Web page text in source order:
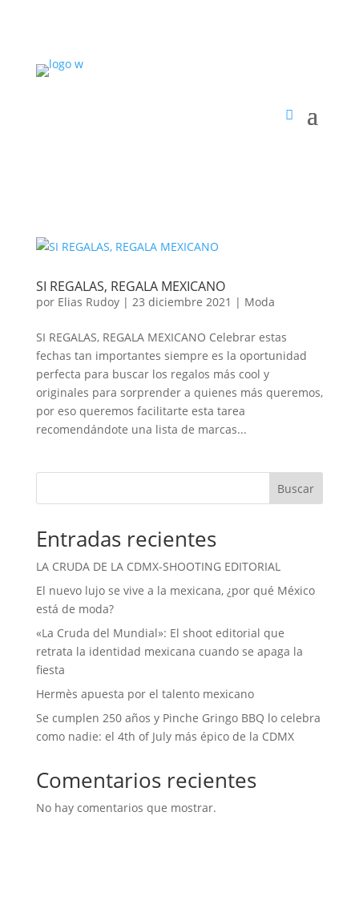
SI REGALAS, REGALA MEXICANO
por Elias Rudoy| 23 diciembre 2021 | Moda
SI REGALAS, REGALA MEXICANO Celebrar estas
fechas tan importantes siempre es la oportunidad
perfecta para buscar los regalos más cool y
originales para sorprender a quienes más queremos,
por eso queremos facilitarte esta tarea
recomendándote una lista de marcas...
Buscar
Entradas recientes
LA CRUDA DE LA CDMX-SHOOTING EDITORIAL
El nuevo lujo se vive a la mexicana, ¿por qué México
está de moda?
«La Cruda del Mundial»: El shoot editorial que
retrata la identidad mexicana cuando se apaga la
fiesta
Hermès apuesta por el talento mexicano
Se cumplen 250 años y Pinche Gringo BBQ lo celebra
como nadie: el 4th of July más épico de la CDMX
Comentarios recientes
No hay comentarios que mostrar.